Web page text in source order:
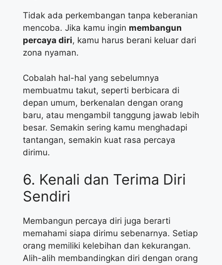
Tidak ada perkembangan tanpa keberanian
mencoba. Jika kamu ingin membangun
percaya diri, kamu harus berani keluar dari
zona nyaman.
Cobalah hal-hal yang sebelumnya
membuatmu takut, seperti berbicara di
depan umum, berkenalan dengan orang
baru, atau mengambil tanggung jawab lebih
besar. Semakin sering kamu menghadapi
tantangan, semakin kuat rasa percaya
dirimu.
6. Kenali dan Terima Diri
Sendiri
Membangun percaya diri juga berarti
memahami siapa dirimu sebenarnya. Setiap
orang memiliki kelebihan dan kekurangan.
Alih-alih membandingkan diri dengan orang